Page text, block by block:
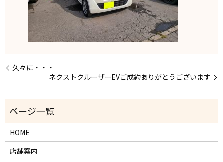
久々に・・・
ネクストクルーザーEVご成約ありがとうございます
HOME
店舗案内